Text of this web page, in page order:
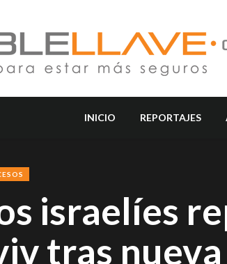
INICIO REPORTAJES
israelíes
tras